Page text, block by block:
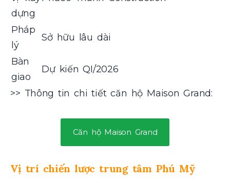
dựng
Pháp
lý
Sở hữu lâu dài
Bàn
giao
Dự kiến QI/2026
>> Thông tin chi tiết căn hộ Maison Grand:
Căn hộ Maison Grand
Vị trí chiến lược trung tâm Phú Mỹ